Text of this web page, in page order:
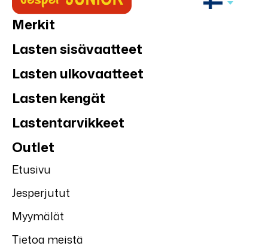
Merkit
Lasten sisävaatteet
Lasten ulkovaatteet
Lasten kengät
Lastentarvikkeet
Outlet
Etusivu
Jesperjutut
Myymälät
Tietoa meistä